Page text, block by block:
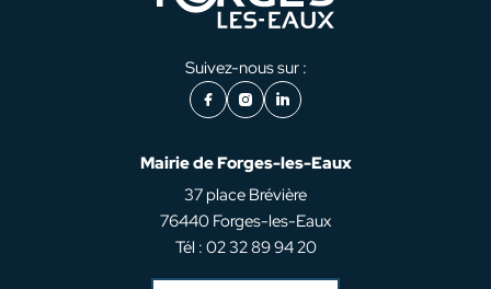
Suivez-nous sur :
FacebookInstagram
LinkedIn
Mairie de Forges-les-Eaux
37 place Brévière
76440 Forges-les-Eaux
Tél : 02 32 89 94 20